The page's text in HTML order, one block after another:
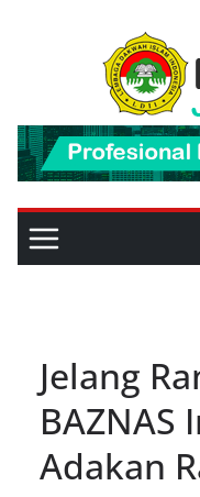
Jelang
BAZNAS
Adakan